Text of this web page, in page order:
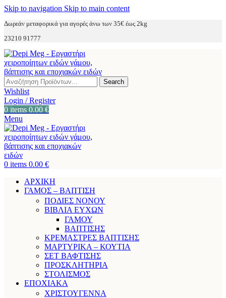
Skip to navigation Skip to main content
Δωρεάν μεταφορικά για αγορές άνω των 35€ έως 2kg
23210 91777
Search
Wishlist
Login / Register
0 items 0.00 €
Menu
0 items 0.00 €
ΑΡΧΙΚΗ
ΓΑΜΟΣ – ΒΑΠΤΙΣΗ
ΠΟΔΙΕΣ ΝΟΝΟΥ
ΒΙΒΛΙΑ ΕΥΧΩΝ
ΓΑΜΟΥ
ΒΑΠΤΙΣΗΣ
ΚΡΕΜΑΣΤΡΕΣ ΒΑΠΤΙΣΗΣ
ΜΑΡΤΥΡΙΚΑ – ΚΟΥΤΙΑ
ΣΕΤ ΒΑΦΤΙΣΗΣ
ΠΡΟΣΚΛΗΤΗΡΙΑ
ΣΤΟΛΙΣΜΟΣ
ΕΠΟΧΙΑΚΑ
ΧΡΙΣΤΟΥΓΕΝΝΑ